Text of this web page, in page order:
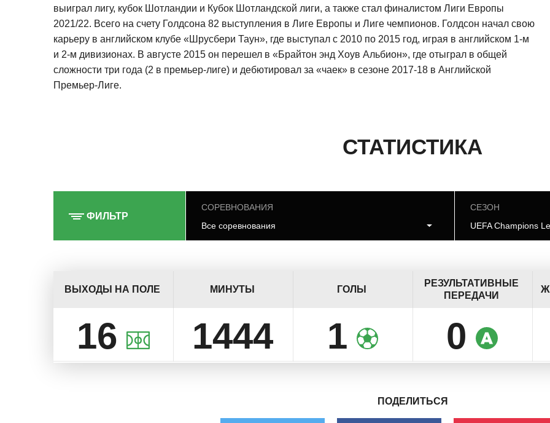
выиграл лигу, кубок Шотландии и Кубок Шотландской лиги, а также стал финалистом Лиги Европы
2021/22. Всего на счету Голдсона 82 выступления в Лиге Европы и Лиге чемпионов. Голдсон начал свою
карьеру в английском клубе «Шрусбери Таун», где выступал с 2010 по 2015 год, играя в английском 1-м
и 2-м дивизионах. В августе 2015 он перешел в «Брайтон энд Хоув Альбион», где отыграл в общей
сложности три года (2 в премьер-лиге) и дебютировал за «чаек» в сезоне 2017-18 в Английской
Премьер-Лиге.
СТАТИСТИКА
ФИЛЬТР
СОРЕВНОВАНИЯ
Все соревнования
СЕЗОН
UEFA Champions
ВЫХОДЫ НА ПОЛЕ
16
МИНУТЫ
1444
ГОЛЫ
1
РЕЗУЛЬТАТИВНЫЕ
ПЕРЕДАЧИ
0
ПОДЕЛИТЬСЯ